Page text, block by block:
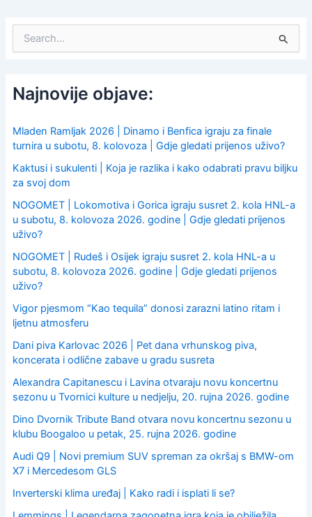
c
h
o
r
Najnovije objave:
Mladen Ramljak 2026 | Dinamo i Benfica igraju za finale
turnira u subotu, 8. kolovoza | Gdje gledati prijenos uživo?
Kaktusi i sukulenti | Koja je razlika i kako odabrati pravu biljku
za svoj dom
NOGOMET | Lokomotiva i Gorica igraju susret 2. kola HNL-a
u subotu, 8. kolovoza 2026. godine | Gdje gledati prijenos
uživo?
NOGOMET | Rudeš i Osijek igraju susret 2. kola HNL-a u
subotu, 8. kolovoza 2026. godine | Gdje gledati prijenos
uživo?
Vigor pjesmom “Kao tequila” donosi zarazni latino ritam i
ljetnu atmosferu
Dani piva Karlovac 2026 | Pet dana vrhunskog piva,
koncerata i odlične zabave u gradu susreta
Alexandra Capitanescu i Lavina otvaraju novu koncertnu
sezonu u Tvornici kulture u nedjelju, 20. rujna 2026. godine
Dino Dvornik Tribute Band otvara novu koncertnu sezonu u
klubu Boogaloo u petak, 25. rujna 2026. godine
Audi Q9 | Novi premium SUV spreman za okršaj s BMW-om
X7 i Mercedesom GLS
Inverterski klima uređaj | Kako radi i isplati li se?